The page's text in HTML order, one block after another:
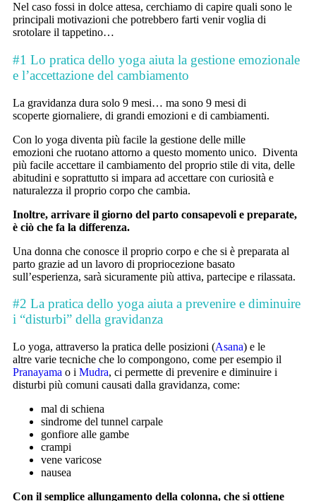
Nel caso fossi in dolce attesa, cerchiamo di capire quali sono le
principali motivazioni che potrebbero farti venir voglia di
srotolare il tappetino…
#1 Lo pratica dello yoga aiuta la gestione emozionale
e l’accettazione del cambiamento
La gravidanza dura solo 9 mesi… ma sono 9 mesi di
scoperte giornaliere, di grandi emozioni e di cambiamenti.
Con lo yoga diventa più facile la gestione delle mille
emozioni che ruotano attorno a questo momento unico. Diventa
più facile accettare il cambiamento del proprio stile di vita, delle
abitudini e soprattutto si impara ad accettare con curiosità e
naturalezza il proprio corpo che cambia.
Inoltre, arrivare il giorno del parto consapevoli e preparate,
è ciò che fa la differenza.
Una donna che conosce il proprio corpo e che si è preparata al
parto grazie ad un lavoro di propriocezione basato
sull’esperienza, sarà sicuramente più attiva, partecipe e rilassata.
#2 La pratica dello yoga aiuta a prevenire e diminuire
i “disturbi” della gravidanza
Lo yoga, attraverso la pratica delle posizioni (Asana) e le
altre varie tecniche che lo compongono, come per esempio il
Pranayama o i Mudra, ci permette di prevenire e diminuire i
disturbi più comuni causati dalla gravidanza, come:
mal di schiena
sindrome del tunnel carpale
gonfiore alle gambe
crampi
vene varicose
nausea
Con il semplice allungamento della colonna, che si ottiene